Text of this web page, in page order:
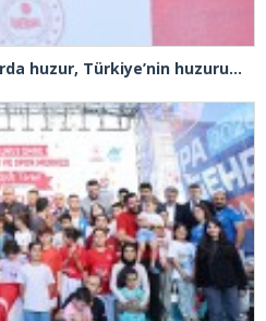
İçişleri Bakanı Çiftçi: “Sporda huzur, Türkiye’nin huzuru demektir”